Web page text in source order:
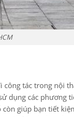
tác trong nội
dụng các phương
giúp bạn tiết